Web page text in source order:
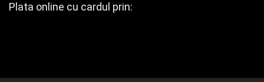
Plata online cu cardul prin: